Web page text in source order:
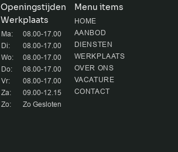
Openingstijden
Werkplaats
Ma:
08.00-17.00
Di:
08.00-17.00
Wo:
08.00-17.00
Do:
08.00-17.00
Vr:
08.00-17.00
Za:
09.00-12.15
Zo:
Zo Gesloten
Menu items
HOME
AANBOD
DIENSTEN
WERKPLAATS
OVER ONS
VACATURE
CONTACT